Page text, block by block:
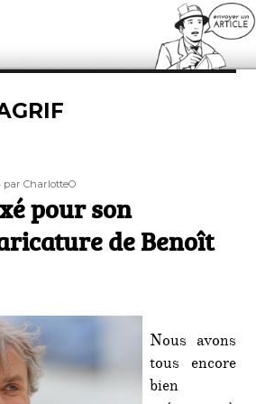
Auteur
par CharlotteO
pour son
de Benoît
Nous avons
tous encore
bien